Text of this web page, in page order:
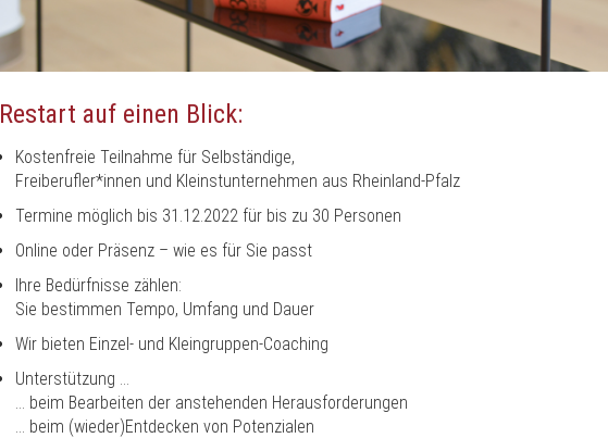
Restart auf einen Blick:
Kostenfreie Teilnahme für Selbständige,
Freiberufler*innen und Kleinstunternehmen aus Rheinland-Pfalz
Termine möglich bis 31.12.2022 für bis zu 30 Personen
Online oder Präsenz – wie es für Sie passt
Ihre Bedürfnisse zählen:
Sie bestimmen Tempo, Umfang und Dauer
Wir bieten Einzel- und Kleingruppen-Coaching
Unterstützung …
… beim Bearbeiten der anstehenden Herausforderungen
… beim (wieder)Entdecken von Potenzialen